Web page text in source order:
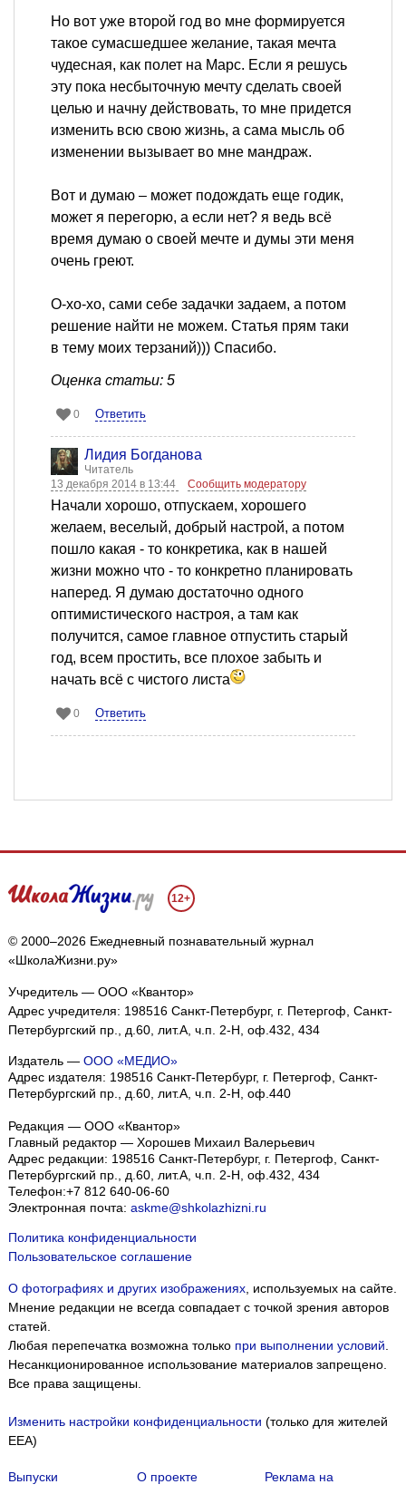
Но вот уже второй год во мне формируется
такое сумасшедшее желание, такая мечта
чудесная, как полет на Марс. Если я решусь
эту пока несбыточную мечту сделать своей
целью и начну действовать, то мне придется
изменить всю свою жизнь, а сама мысль об
изменении вызывает во мне мандраж.
Вот и думаю – может подождать еще годик,
может я перегорю, а если нет? я ведь всё
время думаю о своей мечте и думы эти меня
очень греют.
О-хо-хо, сами себе задачки задаем, а потом
решение найти не можем. Статья прям таки
в тему моих терзаний))) Спасибо.
Оценка статьи: 5
0 Ответить
Лидия Богданова
Читатель
13 декабря 2014 в 13:44
Сообщить модератору
Начали хорошо, отпускаем, хорошего
желаем, веселый, добрый настрой, а потом
пошло какая - то конкретика, как в нашей
жизни можно что - то конкретно планировать
наперед. Я думаю достаточно одного
оптимистического настроя, а там как
получится, самое главное отпустить старый
год, всем простить, все плохое забыть и
начать всё с чистого листа
0 Ответить
12+
© 2000–2026 Ежедневный познавательный журнал
«ШколаЖизни.ру»
Учредитель — ООО «Квантор»
Адрес учредителя: 198516 Санкт-Петербург, г. Петергоф, Санкт-
Петербургский пр., д.60, лит.А, ч.п. 2-Н, оф.432, 434
Издатель — ООО «МЕДИО»
Адрес издателя: 198516 Санкт-Петербург, г. Петергоф, Санкт-
Петербургский пр., д.60, лит.А, ч.п. 2-Н, оф.440
Редакция — ООО «Квантор»
Главный редактор — Хорошев Михаил Валерьевич
Адрес редакции: 198516 Санкт-Петербург, г. Петергоф Санкт-
Петербургский пр., д.60, лит.А, ч.п. 2-Н, оф.432, 434
Телефон:+7 812 640-06-60
Электронная почта: askme@shkolazhizni.ru
Политика конфиденциальности
Пользовательское соглашение
О фотографиях и других изображениях, используемых на сайте.
Мнение редакции не всегда совпадает с точкой зрения авторов
статей.
Любая перепечатка возможна только при выполнении условий
Несанкционированное использование материалов запрещено.
Все права защищены.
Изменить настройки конфиденциальности (только для жителей
EEA)
Выпуски О проекте
Реклама на